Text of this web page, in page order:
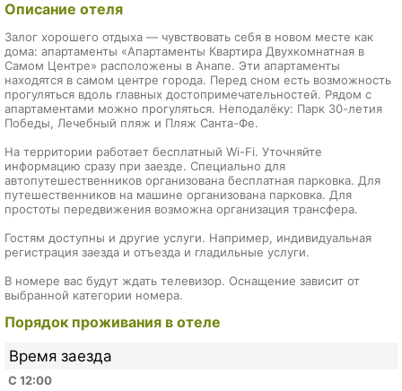
Описание отеля
Залог хорошего отдыха — чувствовать себя в новом месте как
дома: апартаменты «Апартаменты Квартира Двухкомнатная в
Самом Центре» расположены в Анапе. Эти апартаменты
находятся в самом центре города. Перед сном есть возможность
прогуляться вдоль главных достопримечательностей. Рядом с
апартаментами можно прогуляться. Неподалёку: Парк 30-летия
Победы, Лечебный пляж и Пляж Санта-Фе.
На территории работает бесплатный Wi-Fi. Уточняйте
информацию сразу при заезде. Специально для
автопутешественников организована бесплатная парковка. Для
путешественников на машине организована парковка. Для
простоты передвижения возможна организация трансфера.
Гостям доступны и другие услуги. Например, индивидуальная
регистрация заезда и отъезда и гладильные услуги.
В номере вас будут ждать телевизор. Оснащение зависит от
выбранной категории номера.
Порядок проживания в отеле
Время заезда
С 12:00